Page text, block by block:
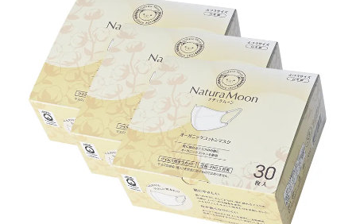
(3個セット)Nat
uraMoon(ナチ
ュラムーン) オ
ーガニックコッ
トン マスク ふ
つうサイズ 大